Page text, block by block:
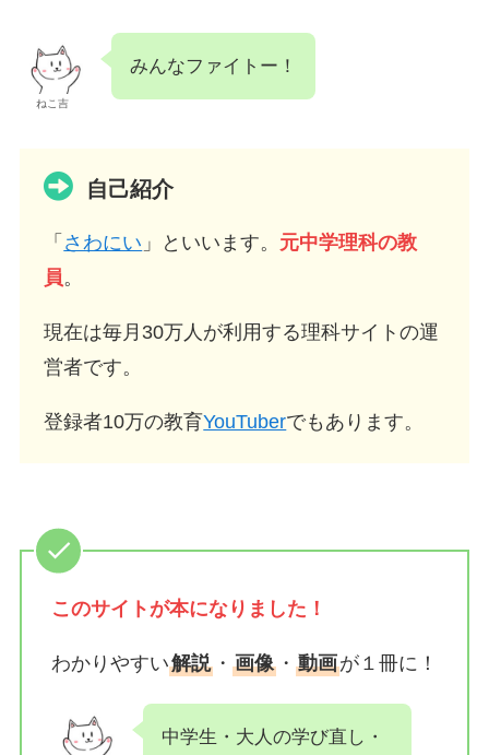
ねこ吉
みんなファイトー！
自己紹介
「 さわにい 」といいます。 元中学理科の教
員 。
現在は毎月30万人が利用する理科サイトの運
営者です。
登録者10万の教育YouTuberでもあります。
このサイトが本になりました！
わかりやすい解説・ 画像・ 動画が１冊に！
中学生・大人の学び直し・